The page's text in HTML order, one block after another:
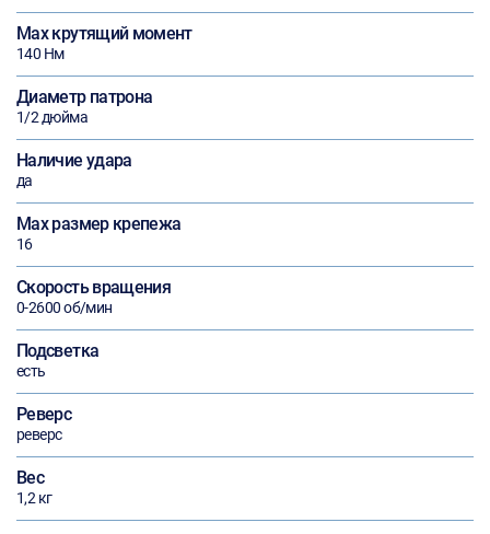
Max крутящий момент
140 Нм
Диаметр патрона
1/2 дюйма
Наличие удара
да
Max размер крепежа
16
Скорость вращения
0-2600 об/мин
Подсветка
есть
Реверс
реверс
Вес
1,2 кг